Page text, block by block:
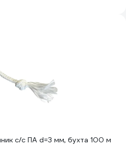
с/с ПА d=3 мм, бухта 100 м